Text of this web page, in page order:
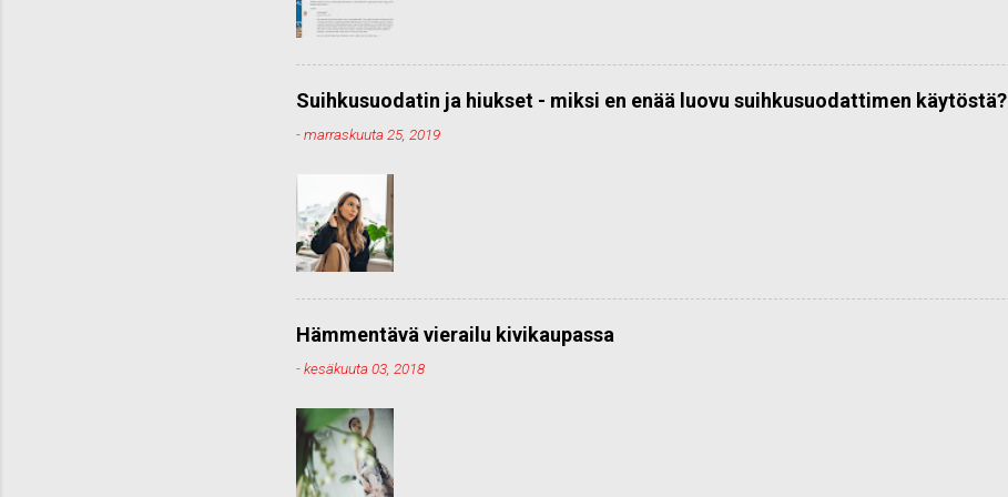
Suihkusuodatin ja hiukset - miksi en enää luovu suihkusuodattimen käytöstä?
-marraskuuta 25, 2019
Hämmentävä vierailu kivikaupassa
-kesäkuuta 03, 2018